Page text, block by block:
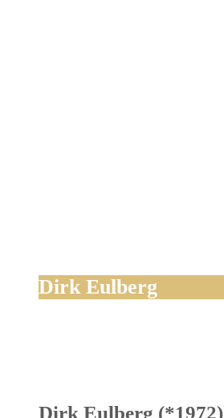
Dirk Eulberg
Dirk Eulberg (*1972)